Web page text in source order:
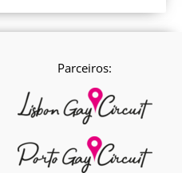
Parceiros: